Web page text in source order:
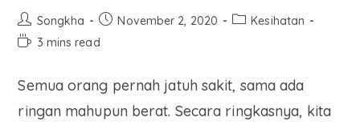
Songkha November 2, 2020
Kesihatan
3 mins read
Semua orang pernah jatuh sakit, sama ada
ringan mahupun berat. Secara ringkasnya, kita